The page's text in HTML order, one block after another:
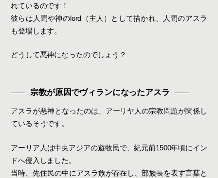
れているのです！
彼らは人間や神のlord（主人）として描かれ、人間のアスラ
も登場します。
どうして悪神になったのでしょう？
宗教が原因でヴィランになったアスラ
アスラが悪神となったのは、アーリヤ人の宗教問題が関係し
ているそうです。
アーリア人は中央アジアの遊牧民で、紀元前1500年頃にイン
ドへ侵入しました。
当時、先住民の中にアスラ族が存在し、部族長を表す言葉と